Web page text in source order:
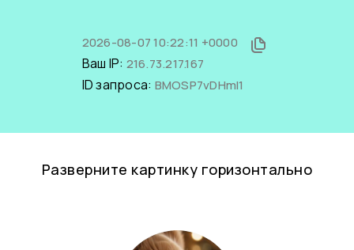
2026-08-07 10:22:11 +0000
Ваш IP: 216.73.217.167
ID запроса: BMOSP7vDHmI1
Разверните картинку горизонтально